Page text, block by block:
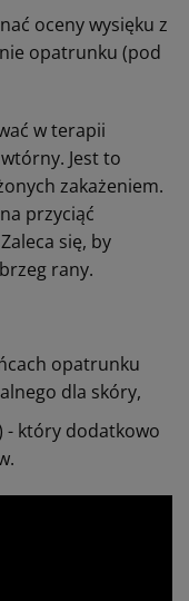
oceny wysięku z
opatrunku (pod
w terapii
Jest to
zakażeniem.
przyciąć
się, by
rany.
opatrunku
dla skóry,
- który dodatkowo